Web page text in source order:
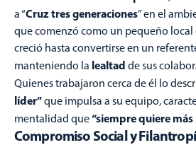
a “Cruz tres generaciones” en el
que comenzó como un pequeño
creció hasta convertirse en un
manteniendo la lealtad de sus
Quienes trabajaron cerca de él lo
líder”que impulsa a su equipo,
mentalidad que“siempre quiere
Compromiso Social y